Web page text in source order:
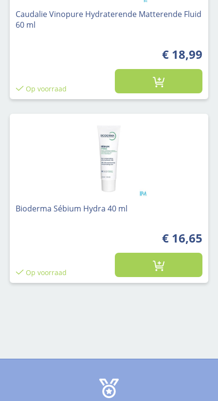
Caudalie Vinopure Hydraterende Matterende Fluid
60 ml
€ 18,99
Op voorraad
Bioderma Sébium Hydra 40 ml
€ 16,65
Op voorraad